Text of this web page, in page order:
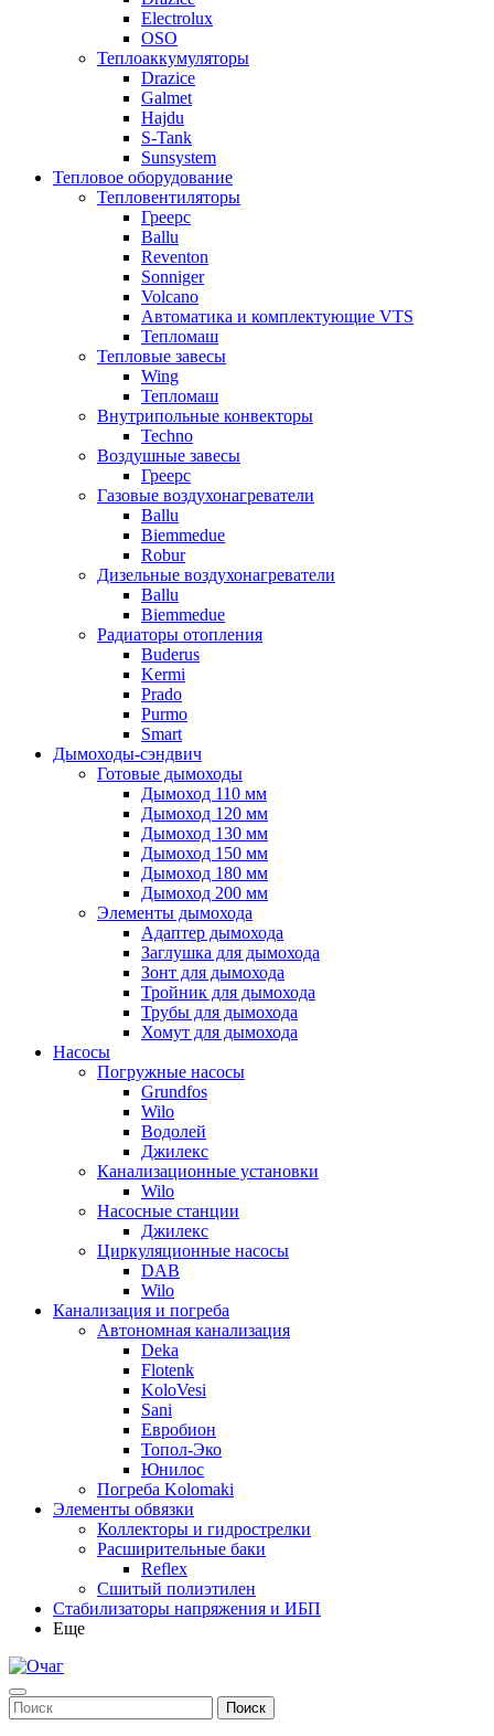
Electrolux
OSO
Теплоаккумуляторы
Drazice
Galmet
Hajdu
S-Tank
Sunsystem
Тепловое оборудование
Тепловентиляторы
Греерс
Ballu
Reventon
Sonniger
Volcano
Автоматика и комплектующие VTS
Тепломаш
Тепловые завесы
Wing
Тепломаш
Внутрипольные конвекторы
Techno
Воздушные завесы
Греерс
Газовые воздухонагреватели
Ballu
Biemmedue
Robur
Дизельные воздухонагреватели
Ballu
Biemmedue
Радиаторы отопления
Buderus
Kermi
Prado
Purmo
Smart
Дымоходы-сэндвич
Готовые дымоходы
Дымоход 110 мм
Дымоход 120 мм
Дымоход 130 мм
Дымоход 150 мм
Дымоход 180 мм
Дымоход 200 мм
Элементы дымохода
Адаптер дымохода
Заглушка для дымохода
Зонт для дымохода
Тройник для дымохода
Трубы для дымохода
Хомут для дымохода
Насосы
Погружные насосы
Grundfos
Wilo
Водолей
Джилекс
Канализационные установки
Wilo
Насосные станции
Джилекс
Циркуляционные насосы
DAB
Wilo
Канализация и погреба
Автономная канализация
Deka
Flotenk
KoloVesi
Sani
Евробион
Топол-Эко
Юнилос
Погреба Kolomaki
Элементы обвязки
Коллекторы и гидрострелки
Расширительные баки
Reflex
Сшитый полиэтилен
Стабилизаторы напряжения и ИБП
Еще